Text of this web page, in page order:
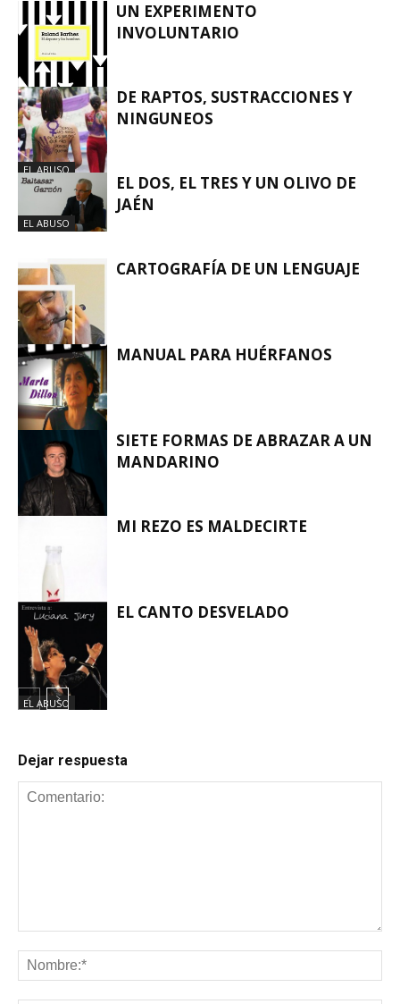
EL ABUSO
UN EXPERIMENTO
INVOLUNTARIO
EL ABUSO
DE RAPTOS, SUSTRACCIONES Y
NINGUNEOS
EL ABUSO
EL DOS, EL TRES Y UN OLIVO DE
JAÉN
EL ABUSO
CARTOGRAFÍA DE UN LENGUAJE
EL ABUSO
MANUAL PARA HUÉRFANOS
EL ABUSO
SIETE FORMAS DE ABRAZAR A UN
MANDARINO
EL ABUSO
MI REZO ES MALDECIRTE
EL ABUSO
EL CANTO DESVELADO
Dejar respuesta